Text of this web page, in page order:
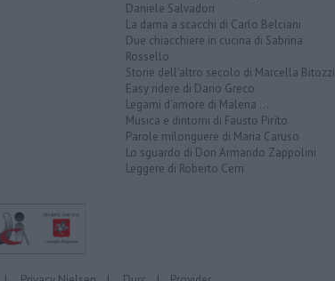
Daniele Salvadori
La dama a scacchi di Carlo Belciani
Due chiacchiere in cucina di Sabrina
Rossello
Storie dell'altro secolo di Marcella Bitozzi
Easy ridere di Dario Greco
Legami d'amore di Malena ...
Musica e dintorni di Fausto Pirìto
Parole milonguere di Maria Caruso
Lo sguardo di Don Armando Zappolini
Leggere di Roberto Cerri